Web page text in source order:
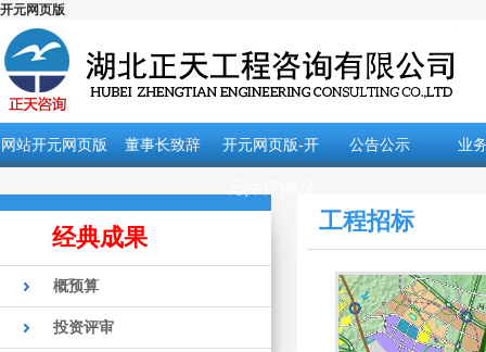
开元网页版
网站开元网页版 董事长致辞 开元网页版-开 公告公示 业
经典成果
概预算
投资评审
工程招标